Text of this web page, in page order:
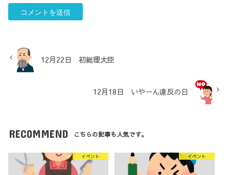
12月22日 初総理大臣
12月18日 いやーん違反の日
RECOMMEND こちらの記事も人気です。
イベント イベント